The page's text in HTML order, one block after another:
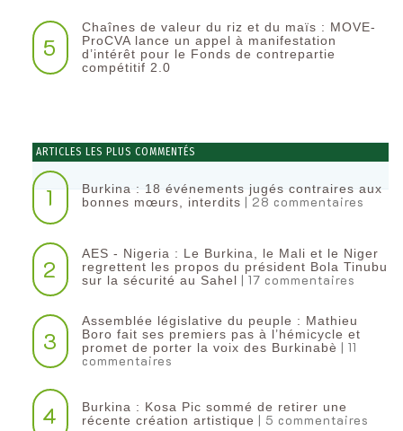
5
Chaînes de valeur du riz et du maïs : MOVE-
ProCVA lance un appel à manifestation
d’intérêt pour le Fonds de contrepartie
compétitif 2.0
ARTICLES LES PLUS COMMENTÉS
1
Burkina : 18 événements jugés contraires aux
bonnes mœurs, interdits | 28 commentaires
2
AES - Nigeria : Le Burkina, le Mali et le Niger
regrettent les propos du président Bola Tinubu
sur la sécurité au Sahel | 17 commentaires
3
Assemblée législative du peuple : Mathieu
Boro fait ses premiers pas à l’hémicycle et
promet de porter la voix des Burkinabè | 11
commentaires
4
Burkina : Kosa Pic sommé de retirer une
récente création artistique | 5 commentaires